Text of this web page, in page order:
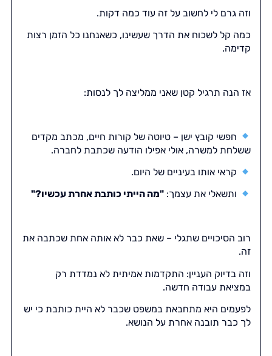
וזה גרם לי לחשוב על זה עוד כמה דקות.
כמה קל לשכוח את הדרך שעשינו, כשאנחנו כל הזמן רצות
קדימה.
אז הנה תרגיל קטן שאני ממליצה לך לנסות:
חפשי קובץ ישן – טיוטה של קורות חיים, מכתב מקדים
ששלחת למשרה, אולי אפילו הודעה שכתבת לחברה.
קראי אותו בעיניים של היום.
ותשאלי את עצמך: "מה הייתי כותבת אחרת עכשיו?"
רוב הסיכויים שתגלי – שאת כבר לא אותה אחת שכתבה את
זה.
וזה בדיוק העניין: התקדמות אמיתית לא נמדדת רק
במציאת עבודה חדשה.
לפעמים היא מתחבאת במשפט שכבר לא היית כותבת כי יש
לך כבר תובנה אחרת על הנושא.